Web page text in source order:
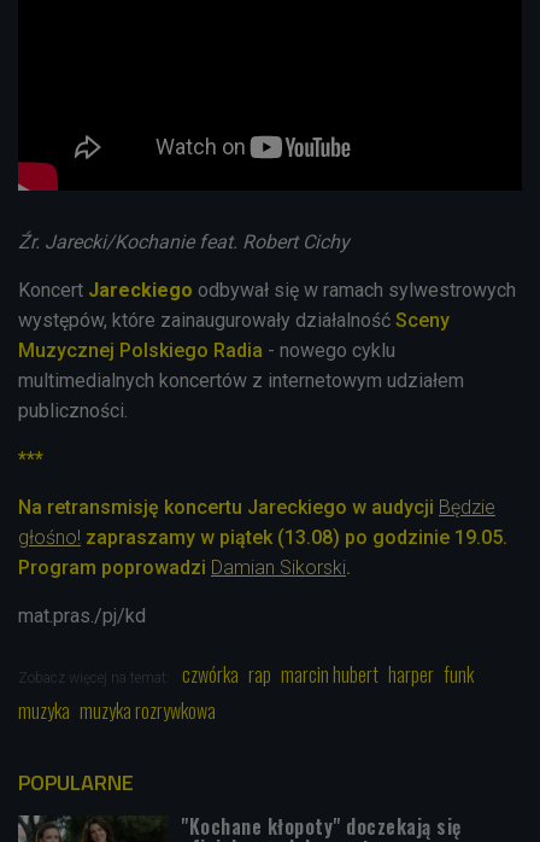
Źr. Jarecki/Kochanie feat. Robert Cichy
Koncert Jareckiego odbywał się w ramach sylwestrowych
występów, które zainaugurowały działalność Sceny
Muzycznej Polskiego Radia - nowego cyklu
multimedialnych koncertów z internetowym udziałem
publiczności.
***
Na retransmisję koncertu Jareckiego w audycji Będzie
głośno! zapraszamy w piątek (13.08) po godzinie 19.05.
Program poprowadzi Damian Sikorski.
mat.pras./pj/kd
Zobacz więcej na temat: czwórka rap marcin hubert harper funk
muzyka muzyka rozrywkowa
POPULARNE
"Kochane kłopoty" doczekają się